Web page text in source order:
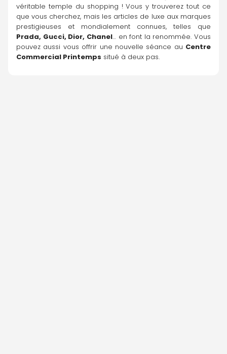
véritable temple du shopping ! Vous y trouverez tout ce
que vous cherchez, mais les articles de luxe aux marques
Prada, Gucci, Dior, Chanel… en font la renommée. Vous
pouvez aussi vous offrir une nouvelle séance au Centre
Commercial Printemps situé à deux pas.